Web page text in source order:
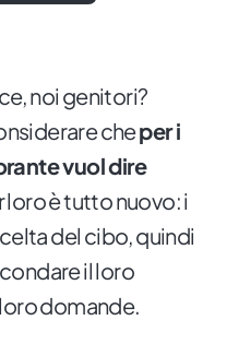
noi genitori?
cheper i
vuol dire
loro è tutto nuovo: i
del cibo, quindi
il loro
domande.